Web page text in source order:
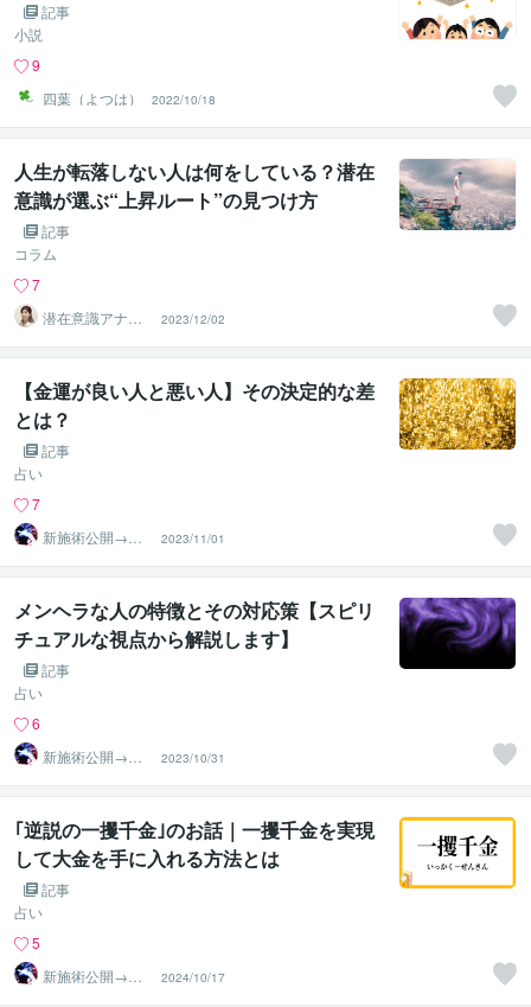
記事
小説
9
四葉（よつは）
2022/10/18
人生が転落しない人は何をしている？潜在
意識が選ぶ“上昇ルート”の見つけ方
記事
コラム
7
潜在意識アナリ
スト 吉村京子
2023/12/02
【金運が良い人と悪い人】その決定的な差
とは？
記事
占い
7
新施術公開→≪
相手意識強制変
化≫◆星桜龍
2023/11/01
メンヘラな人の特徴とその対応策【スピリ
チュアルな視点から解説します】
記事
占い
6
新施術公開→≪
相手意識強制変
化≫◆星桜龍
2023/10/31
｢逆説の一攫千金｣のお話｜一攫千金を実現
して大金を手に入れる方法とは
記事
占い
5
新施術公開→≪
相手意識強制変
2024/10/17